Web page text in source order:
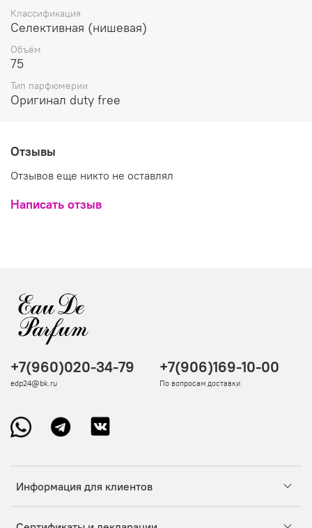
Классификация
Селективная (нишевая)
Объём
75
Тип парфюмерии
Оригинал duty free
Отзывы
Отзывов еще никто не оставлял
Написать отзыв
Информация для клиентов
+7(960)020-34-79
edp24@bk.ru
+7(906)169-10-00
По вопросам доставки